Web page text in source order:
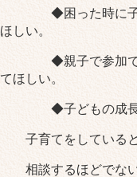
◆困った時に子ど
ほしい。
◆親子で参加でき
てほしい。
◆子どもの成長のこ
子育てをしていると
相談するほどでない